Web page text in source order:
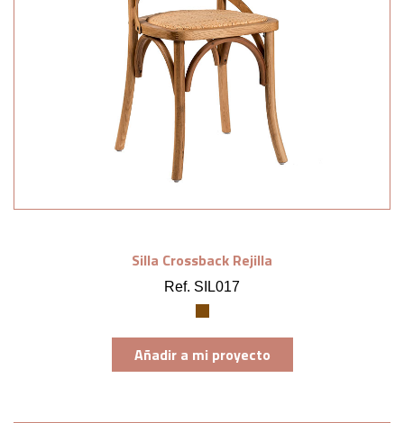
Silla Crossback Rejilla
Ref. SIL017
Añadir a mi proyecto